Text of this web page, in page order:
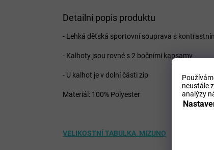
neustále
analýzy
Detailní popis produktu
- Lehká dětská sportovní souprava s
- Kalhoty jsou rovné s 2 bočními kapsamy
- U kalhot je v dolní části zip
Materiál: 100% Polyester
VELIKOSTNÍ TABULKA_MIZUNO